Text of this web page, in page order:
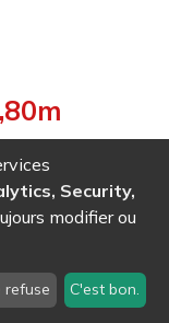
)
Security,
modifier ou
refuse C'est bon.